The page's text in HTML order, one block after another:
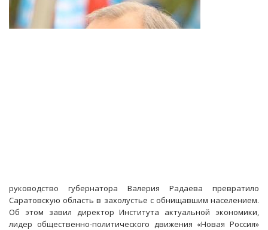
капремонта
Ленинском
руководство губернатора Валерия Радаева превратило
Саратовскую область в захолустье с обнищавшим населением.
Об этом завил директор Института актуальной экономики,
лидер общественно-политического движения «Новая Россия»